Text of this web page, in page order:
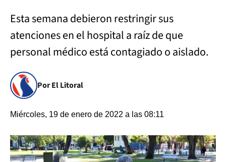
Esta semana debieron restringir sus
atenciones en el hospital a raíz de que
personal médico está contagiado o aislado.
Por El Litoral
Miércoles, 19 de enero de 2022 a las 08:11